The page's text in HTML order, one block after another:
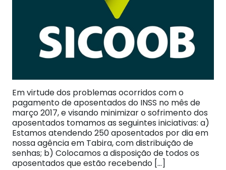
Em virtude dos problemas ocorridos com o
pagamento de aposentados do INSS no mês de
março 2017, e visando minimizar o sofrimento dos
aposentados tomamos as seguintes iniciativas: a)
Estamos atendendo 250 aposentados por dia em
nossa agência em Tabira, com distribuição de
senhas; b) Colocamos a disposição de todos os
aposentados que estão recebendo […]